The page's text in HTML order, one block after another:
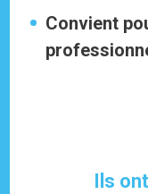
Convient
Ils